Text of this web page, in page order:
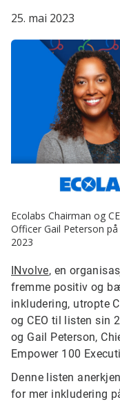
25. mai 2023
Ecolabs Chairman og
Officer Gail Peterson
2023
INvolve, en
fremme positiv og
inkludering, utropte
og CEO til listen sin
og Gail Peterson,
Empower 100
Denne listen
for mer inkludering